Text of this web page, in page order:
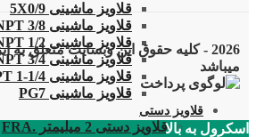
قلاویز ماشینی 5X0/9
قلاویز ماشینی 3/8 NPT
قلاویز ماشینی 1/2 NPT
قلاویز ماشینی 3/4 NPT
قلاویز ماشینی 1/4-1 NPT
قلاویز ماشینی PG7
قلاویز دستی
قلاویز دستی 2 میلیمتر .FRA
2026 - کلیه حقوق این وبسایت متعلق به
میباشد
اسکرول به بالا